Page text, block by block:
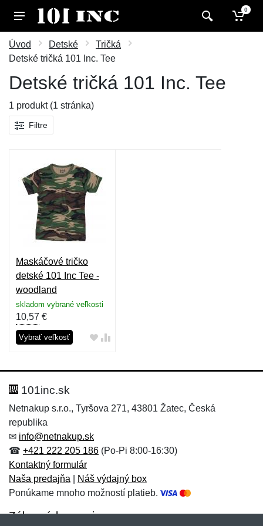
0
Úvod Detské
Tričká
Detské tričká 101 Inc. Tee
Detské tričká 101 Inc. Tee
1 produkt (1 stránka)
Filtre
Maskáčové tričko
detské 101 Inc Tee -
woodland
skladom vybrané veľkosti
10,57 €
Vybrať veľkosť
101inc.sk
Netnakup s.r.o., Tyršova 271, 43801 Žatec, Česká
republika
✉ info@netnakup.sk
☎ +421 222 205 186 (Po-Pi 8:00-16:30)
Kontaktný formulár
Naša predajňa
Náš výdajný box
Ponúkame mnoho možností platieb.
Zákaznícky servis